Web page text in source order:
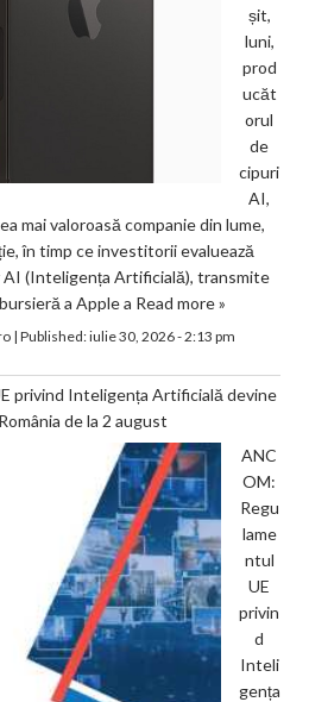
șit,
luni,
prod
ucăt
orul
de
cipuri
AI,
mai valoroasă companie din lume,
în timp ce investitorii evaluează
(Inteligența Artificială), transmite
a Apple a Read more »
| Published:iulie 30, 2026 - 2:13 pm
privind Inteligența Artificială devine
de la 2 august
ANC
OM:
Regu
lame
ntul
UE
privin
d
Inteli
gența